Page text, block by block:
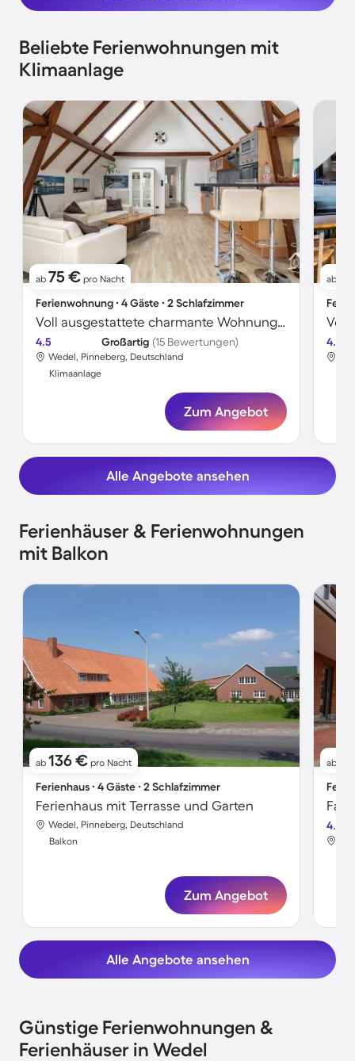
Beliebte Ferienwohnungen mit
Klimaanlage
ab 75 € pro Nacht
Ferienwohnung ∙ 4 Gäste ∙ 2 Schlafzimmer
Voll ausgestattete charmante Wohnung mit Terrasse, Garten und Grill | Panoramablick
4.5 Großartig (15 Bewertungen)
Wedel, Pinneberg, Deutschland
Klimaanlage
Zum Angebot
ab
4.8
Alle Angebote ansehen
Ferienhäuser & Ferienwohnungen
mit Balkon
ab 136 € pro Nacht
Ferienhaus ∙ 4 Gäste ∙ 2 Schlafzimmer
Ferienhaus mit Terrasse und Garten
Wedel, Pinneberg, Deutschland
Balkon
Zum Angebot
ab
4.5
Alle Angebote ansehen
Günstige Ferienwohnungen &
Ferienhäuser in Wedel